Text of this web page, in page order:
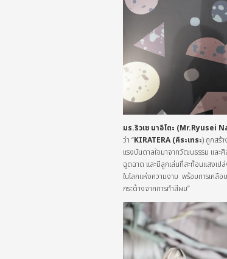
มร.ริวเซ นาอิโตะ (Mr.Ryusei
ว่า “KIRATERA (คิระเทระ) ถูกสร้
แรงบันดาลใจมาจากวัฒนธรรม และ
ฉูดฉาด และมีลูกเล่นที่สะท้อนแสงเ
ในโลกแห่งความงาม พร้อมการเคลื
กระด้างจากการทำสีผม”